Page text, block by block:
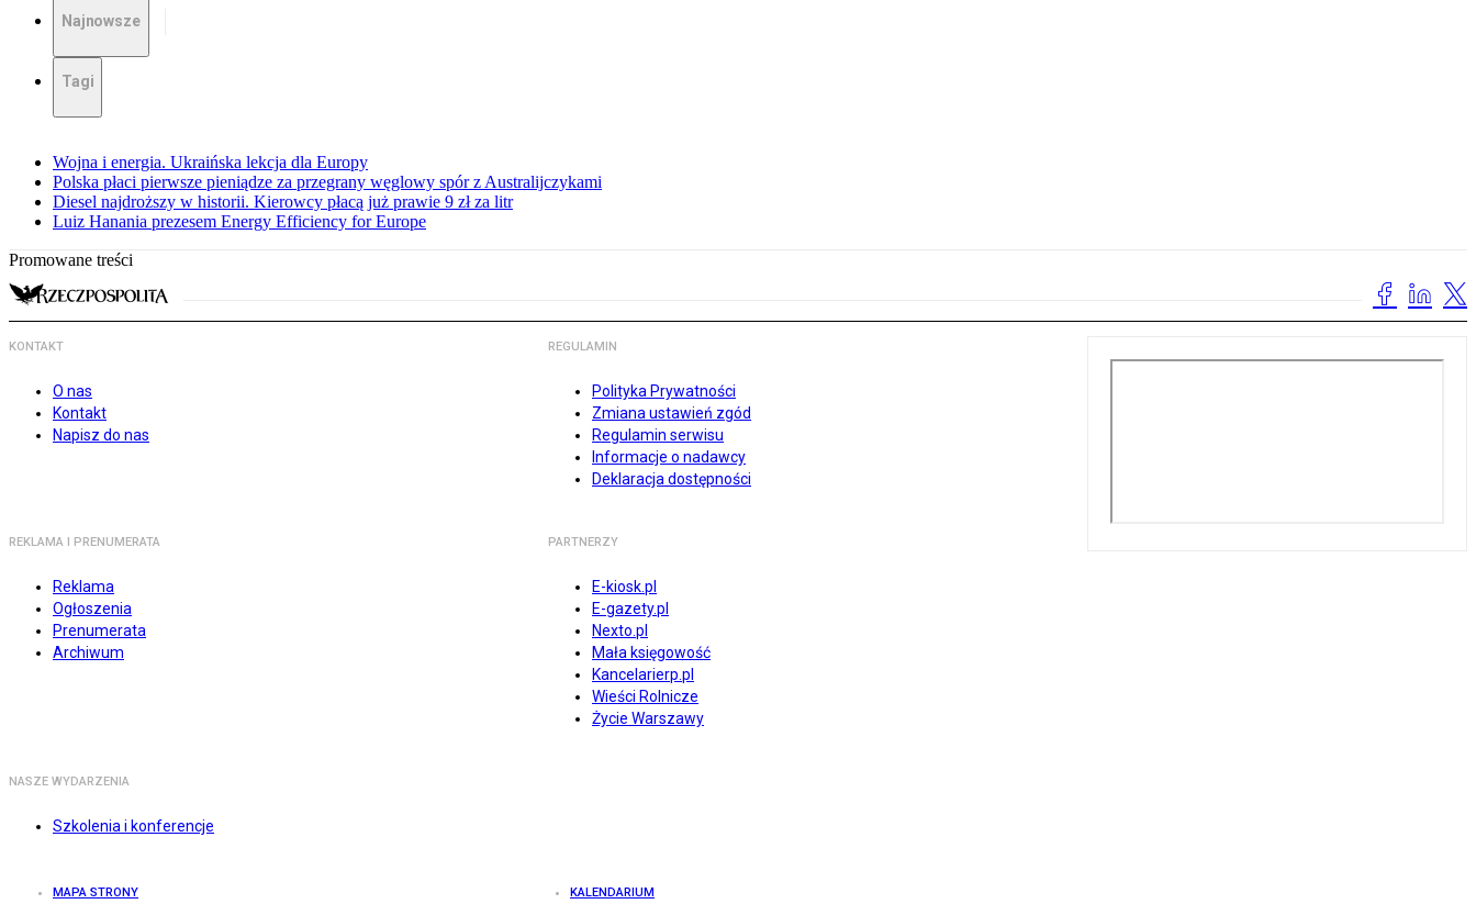
Najnowsze
Tagi
Wojna i energia. Ukraińska lekcja dla Europy
Polska płaci pierwsze pieniądze za przegrany węglowy spór z Australijczykami
Diesel najdroższy w historii. Kierowcy płacą już prawie 9 zł za litr
Luiz Hanania prezesem Energy Efficiency for Europe
Promowane treści
KONTAKT
O nas
Kontakt
Napisz do nas
REGULAMIN
Polityka Prywatności
Zmiana ustawień zgód
Regulamin serwisu
Informacje o nadawcy
Deklaracja dostępności
REKLAMA I PRENUMERATA
Reklama
Ogłoszenia
Prenumerata
Archiwum
PARTNERZY
E-kiosk.pl
E-gazety.pl
Nexto.pl
Mała księgowość
Kancelarierp.pl
Wieści Rolnicze
Życie Warszawy
NASZE WYDARZENIA
Szkolenia i konferencje
MAPA STRONY KALENDARIUM